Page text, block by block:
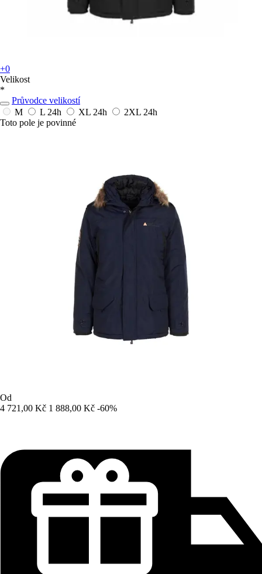
+0
Velikost
*
Průvodce velikostí
M
L 24h XL 24h 2XL 24h
Toto pole je povinné
Od
4 721,00 Kč 1 888,00 Kč -60%